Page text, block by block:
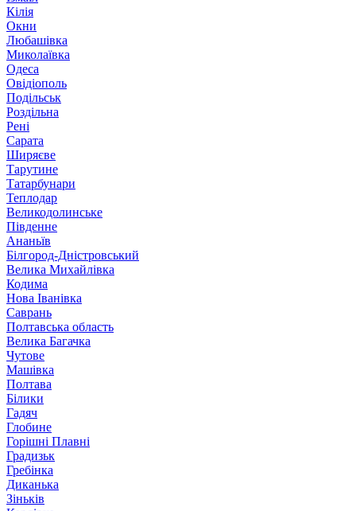
Кілія
Окни
Любашівка
Миколаївка
Одеса
Овідіополь
Подільськ
Роздільна
Рені
Сарата
Ширяєве
Тарутине
Татарбунари
Теплодар
Великодолинське
Південне
Ананьїв
Білгород-Дністровський
Велика Михайлівка
Кодима
Нова Іванівка
Саврань
Полтавська область
Велика Багачка
Чутове
Машівка
Полтава
Білики
Гадяч
Глобине
Горішні Плавні
Градизьк
Гребінка
Диканька
Зіньків